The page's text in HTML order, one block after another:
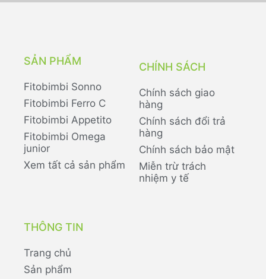
SẢN PHẨM
Fitobimbi Sonno
Fitobimbi Ferro C
Fitobimbi Appetito
Fitobimbi Omega
junior
Xem tất cả sản phẩm
CHÍNH SÁCH
Chính sách giao
hàng
Chính sách đổi trả
hàng
Chính sách bảo mật
Miễn trừ trách
nhiệm y tế
THÔNG TIN
Trang chủ
Sản phẩm